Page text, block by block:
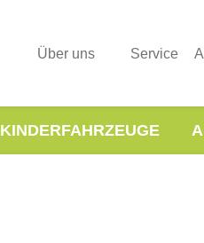
Über uns Service
KINDERFAHRZEUGE